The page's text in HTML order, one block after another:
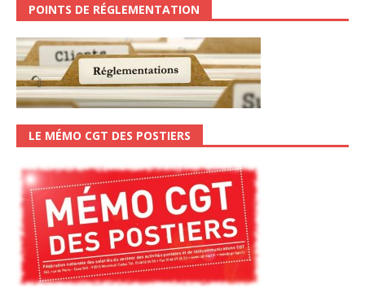
POINTS DE RÉGLEMENTATION
LE MÉMO CGT DES POSTIERS